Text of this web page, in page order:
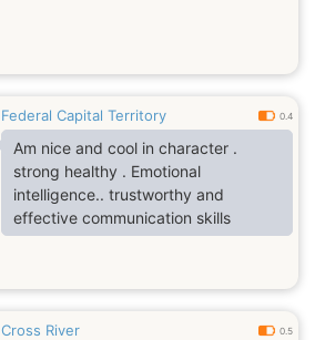
Federal Capital Territory 0.4
Am nice and cool in character .
strong healthy . Emotional
intelligence.. trustworthy and
effective communication skills
Cross River 0.5